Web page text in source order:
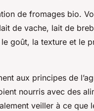
de fromages bio.
de vache, lait de
goût, la texture et le
aux principes de
nourris avec des
veiller à ce que